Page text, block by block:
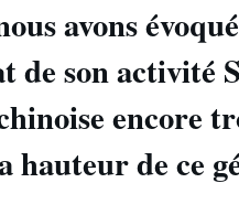
avons
de son activité
encore
hauteur de ce